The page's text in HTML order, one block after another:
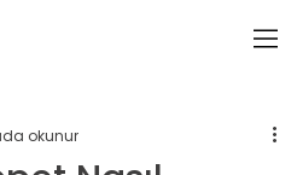
okunur